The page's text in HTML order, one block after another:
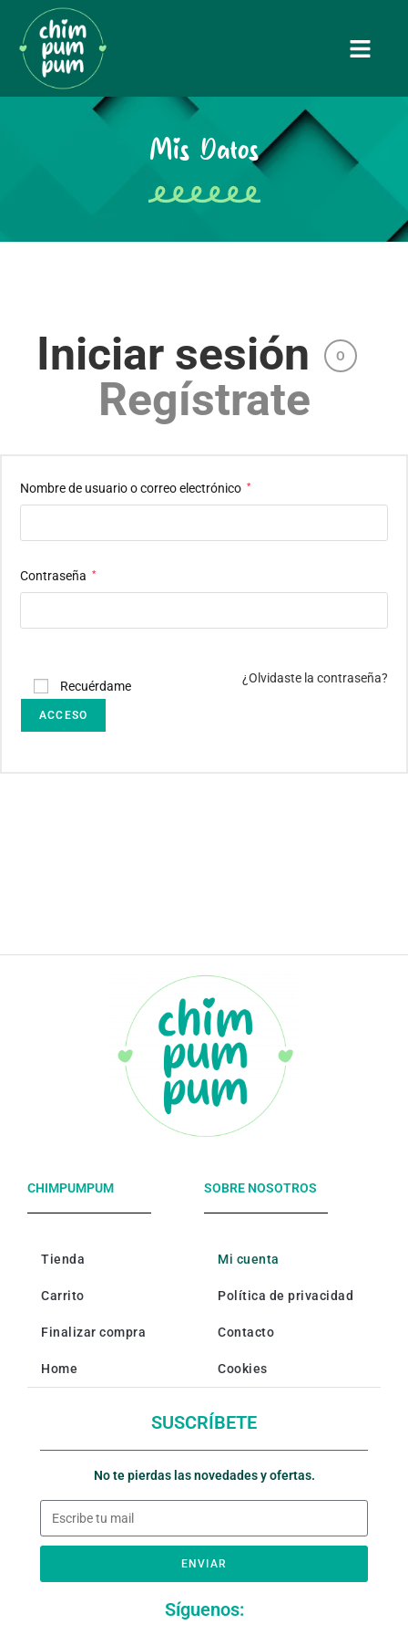
Mis Datos
Iniciar sesión O
Regístrate
Nombre de usuario o correo electrónico *
Contraseña *
Recuérdame
ACCESO
¿Olvidaste la contraseña?
CHIMPUMPUM
Tienda
Carrito
Finalizar compra
Home
SOBRE NOSOTROS
Mi cuenta
Política de privacidad
Contacto
Cookies
SUSCRÍBETE
No te pierdas las novedades y ofertas.
ENVIAR
Síguenos: